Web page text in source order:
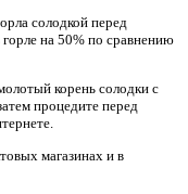
солодкой перед
на 50% по сравнению
корень солодки с
процедите перед
магазинах и в